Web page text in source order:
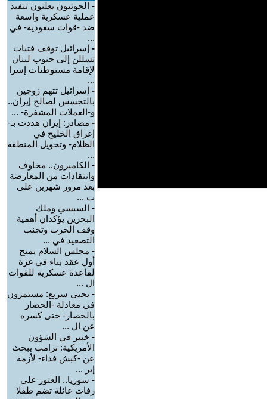
- الحوثيون يعلنون تنفيذ
عملية عسكرية واسعة
ضد -قوات سعودية- في
...
- إسرائيل توقف فتيات
تسللن إلى جنوب لبنان
لإقامة مستوطنات إسرا
...
- إسرائيل تتهم زوجين
بالتجسس لصالح إيران..
و-العملات المشفرة- ...
- مصادر: إيران هددت بـ-
إغراق الخليج في
الظلام- وتحويل المنطقة
...
- الكاميرون.. مخاوف
وانتقادات من المعارضة
بعد مرور شهرين على
ت ...
- السيسي وملك
البحرين يؤكدان أهمية
وقف الحرب وتجنب
التصعيد في ...
- مجلس السلام يمنح
أول عقد بناء في غزة
لقاعدة عسكرية للقوات
ال ...
- يحيى سريع: مستمرون
في معادلة -الحصار
بالحصار- حتى كسره
عن ال ...
- خبير في الشؤون
الأمريكية: ترامب يبحث
عن -كبش فداء- لأزمة
إير ...
- سوريا.. العثور على
رفات عائلة تضم طفلا